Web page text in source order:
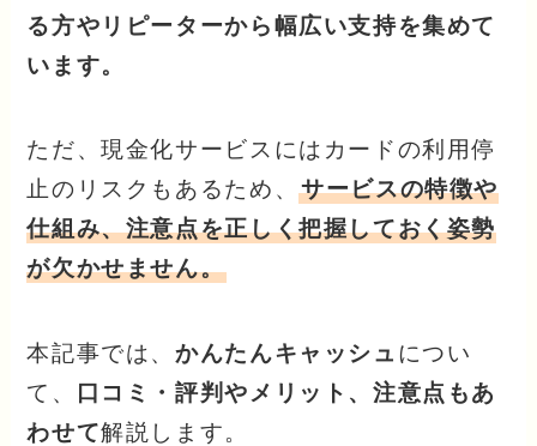
る方やリピーターから幅広い支持を集めて
います。
ただ、現金化サービスにはカードの利用停
止のリスクもあるため、サービスの特徴や
仕組み、注意点を正しく把握しておく姿勢
が欠かせません。
本記事では、かんたんキャッシュ につい
て、
口コミ・評判やメリット、注意点もあ
わせて解説します。